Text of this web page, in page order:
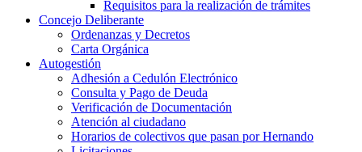
Requisitos para la realización de trámites
Concejo Deliberante
Ordenanzas y Decretos
Carta Orgánica
Autogestión
Adhesión a Cedulón Electrónico
Consulta y Pago de Deuda
Verificación de Documentación
Atención al ciudadano
Horarios de colectivos que pasan por Hernando